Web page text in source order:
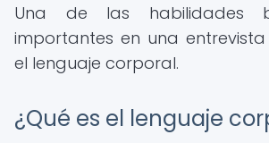
Una de las habilidades
importantes en una
el lenguaje corporal.
¿Qué es el lenguaje